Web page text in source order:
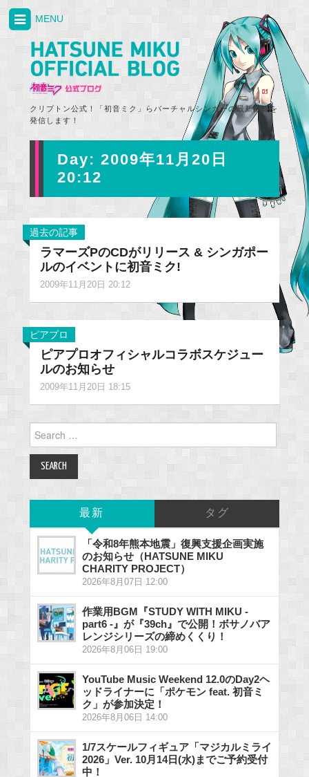
クリプトン公式！「初音ミク」らバーチャルシンガーの最新情報を
発信します！
MENU
Day: 2009年11月20日
20:12
過去の記事
ラマーズPのCDがリリース & シンガポー
ルのイベントに初音ミク!
2009年11月20日 20:12
ピアプロ
ピアプロオフィシャルコラボスケジュー
ルのお知らせ
2009年11月20日 18:15
Search
for:
最新 タグ
「令和8年熊本地震」復興支援企画実施
のお知らせ（HATSUNE MIKU
CHARITY PROJECT）
2026年8月07日 12:00
作業用BGM『STUDY WITH MIKU -
part6 -』が『39ch』で公開！ボサノバア
レンジシリーズの締めくくり！
2026年8月06日 19:00
YouTube Music Weekend 12.0のDay2ヘ
ッドライナーに「ポケモン feat. 初音ミ
ク」が参加決定！
2026年8月06日 14:00
1/7スケールフィギュア「マジカルミライ
2026」Ver. 10月14日(水)までご予約受付
中！